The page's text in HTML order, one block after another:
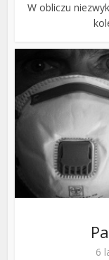
W obliczu
6